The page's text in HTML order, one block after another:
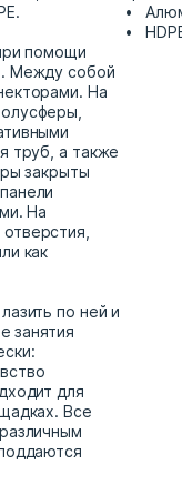
помощи
Между собой
На
труб, а также
закрыты
На
как
по ней и
занятия
для
Все